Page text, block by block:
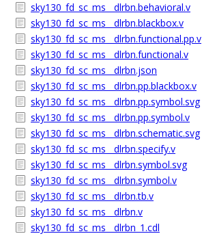
sky130_fd_sc_ms__dlrbn.behavioral.v
sky130_fd_sc_ms__dlrbn.blackbox.v
sky130_fd_sc_ms__dlrbn.functional.pp.v
sky130_fd_sc_ms__dlrbn.functional.v
sky130_fd_sc_ms__dlrbn.json
sky130_fd_sc_ms__dlrbn.pp.blackbox.v
sky130_fd_sc_ms__dlrbn.pp.symbol.svg
sky130_fd_sc_ms__dlrbn.pp.symbol.v
sky130_fd_sc_ms__dlrbn.schematic.svg
sky130_fd_sc_ms__dlrbn.specify.v
sky130_fd_sc_ms__dlrbn.symbol.svg
sky130_fd_sc_ms__dlrbn.symbol.v
sky130_fd_sc_ms__dlrbn.tb.v
sky130_fd_sc_ms__dlrbn.v
sky130_fd_sc_ms__dlrbn_1.cdl